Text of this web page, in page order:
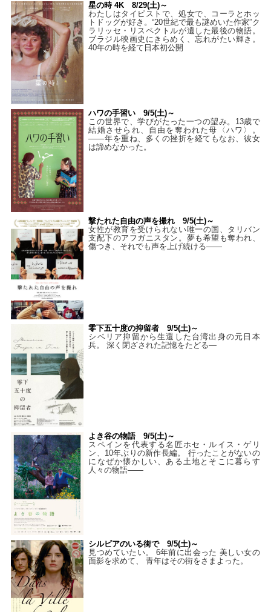
星の時 4K 8/29(土)～
わたしはタイピストで、処⼥で、コーラとホッ
トドッグが好き。“20世紀で最も謎めいた作家”ク
ラリッセ・リスペクトルが遺した最後の物語。
ブラジル映画史にきらめく、忘れがたい輝き。
40年の時を経て⽇本初公開
ハワの手習い 9/5(土)～
この世界で、学びがたった一つの望み。13歳で
結婚させられ、自由を奪われた母〈ハワ〉。
——年を重ね、多くの挫折を経てもなお、彼女
は諦めなかった。
撃たれた自由の声を撮れ 9/5(土)～
女性が教育を受けられない唯一の国、タリバン
支配下のアフガニスタン。夢も希望も奪われ、
傷つき、それでも声を上げ続ける——
零下五十度の抑留者 9/5(土)～
シベリア抑留から生還した台湾出身の元日本
兵。 深く閉ざされた記憶をたどる—
よき谷の物語 9/5(土)～
スペインを代表する名匠ホセ・ルイス・ゲリ
ン、10年ぶりの新作長編。 行ったことがないの
になぜか懐かしい、ある土地とそこに暮らす
人々の物語――
シルビアのいる街で 9/5(土)～
見つめていたい。 6年前に出会った 美しい女の
面影を求めて、 青年はその街をさまよった。